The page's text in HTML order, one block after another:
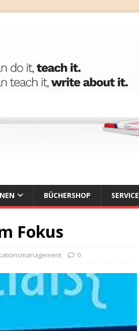
BÜCHERSHOP SERVICE
Fokus
0